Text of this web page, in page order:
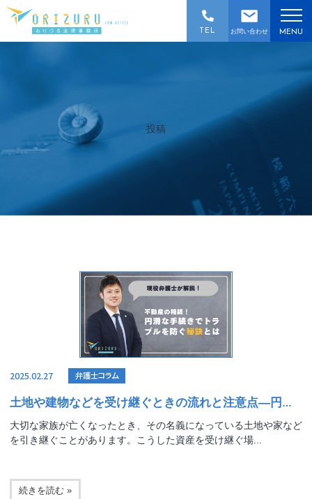
お問い合わせ
TEL MENU
投稿
2025.02.27 弁護士コラム
土地や建物などを受け継ぐときの流れと注意点―円滑な手続きでトラブルを防ぐ秘訣とは？
大切な家族が亡くなったとき、その名義になっている土地や家など
を引き継ぐことがあります。こうした資産を受け継ぐ場...
続きを読む »